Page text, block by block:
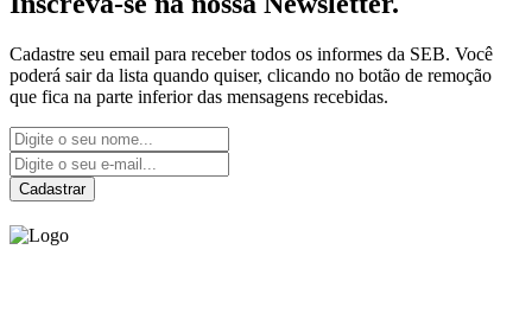
Cadastre seu email para receber todos os informes da SEB. Você
poderá sair da lista quando quiser, clicando no botão de remoção
que fica na parte inferior das mensagens recebidas.
Cadastrar